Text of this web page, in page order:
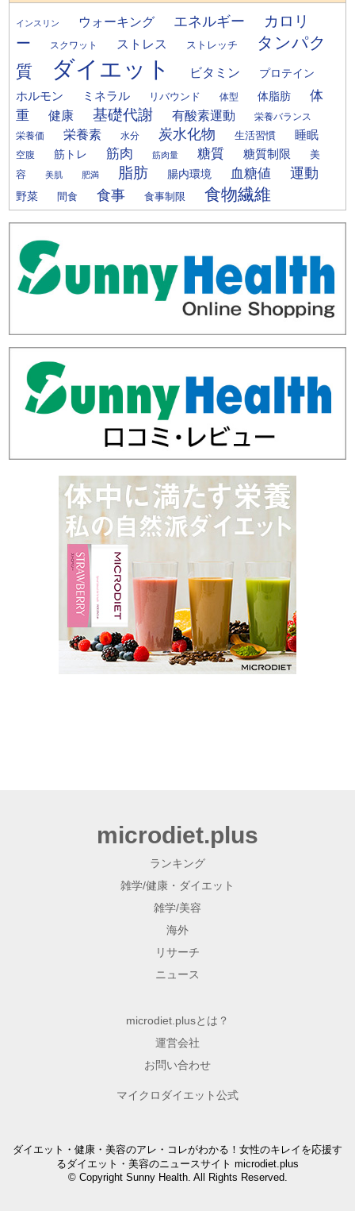
インスリン ウォーキング エネルギー
カロリ
ー
スクワット ストレス ストレッチ
タンパク
質
ダイエット ビタミン
プロテイン
ホルモン
ミネラル リバウンド 体型 体脂肪
体
重
健康 基礎代謝 有酸素運動 栄養バランス
栄養価 栄養素 水分 炭水化物 生活習慣 睡眠
空腹 筋トレ 筋肉 筋肉量 糖質 糖質制限
美
容
美肌 肥満 脂肪 腸内環境 血糖値 運動
野菜 間食 食事 食事制限 食物繊維
microdiet.plus
ランキング
雑学/健康・ダイエット
雑学/美容
海外
リサーチ
ニュース
microdiet.plusとは？
運営会社
お問い合わせ
マイクロダイエット公式
ダイエット・健康・美容のアレ・コレがわかる！女性のキレイを応援す
るダイエット・美容のニュースサイト microdiet.plus
© Copyright Sunny Health. All Rights Reserved.